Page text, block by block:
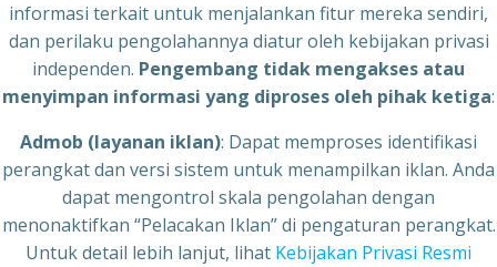
informasi terkait untuk menjalankan fitur mereka sendiri,
dan perilaku pengolahannya diatur oleh kebijakan privasi
independen. Pengembang tidak mengakses atau
menyimpan informasi yang diproses oleh pihak ketiga:
Admob (layanan iklan): Dapat memproses identifikasi
perangkat dan versi sistem untuk menampilkan iklan. Anda
dapat mengontrol skala pengolahan dengan
menonaktifkan “Pelacakan Iklan” di pengaturan perangkat.
Untuk detail lebih lanjut, lihat Kebijakan Privasi Resmi